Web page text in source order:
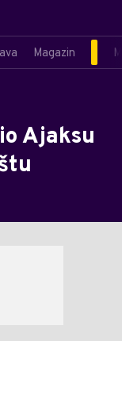
Magazin
Ajaksu